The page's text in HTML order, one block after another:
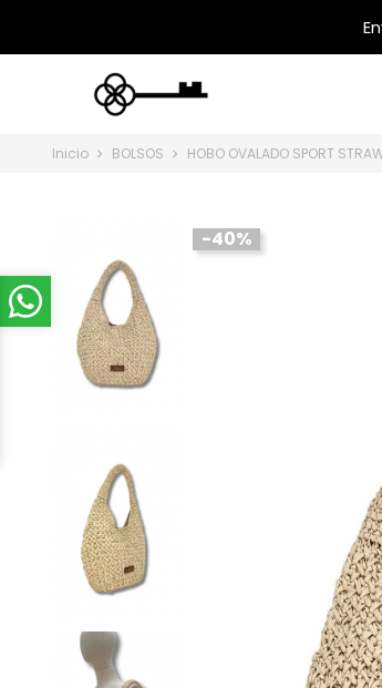
Inicio BOLSOS HOBO OVALADO SPORT
-40%